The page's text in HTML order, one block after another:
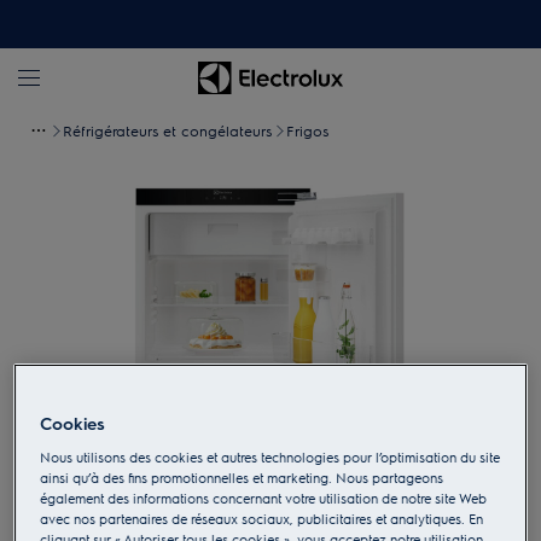
Réfrigérateurs et congélateurs Frigos
Appuyez pour zoomer
Cookies
Nous utilisons des cookies et autres technologies pour l’optimisation du site
ainsi qu’à des fins promotionnelles et marketing. Nous partageons
également des informations concernant votre utilisation de notre site Web
avec nos partenaires de réseaux sociaux, publicitaires et analytiques. En